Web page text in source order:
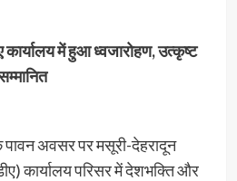
में हुआ ध्वजारोहण, उत्कृष्ट
अवसर पर मसूरी-देहरादून
कार्यालय परिसर में देशभक्ति और